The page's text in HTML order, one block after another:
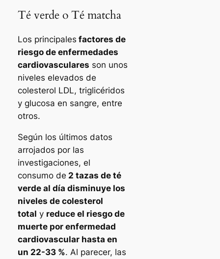
Té verde o Té matcha
Los principales factores de
riesgo de enfermedades
cardiovasculares son unos
niveles elevados de
colesterol LDL, triglicéridos
y glucosa en sangre, entre
otros.
Según los últimos datos
arrojados por las
investigaciones, el
consumo de 2 tazas de té
verde al día disminuye los
niveles de colesterol
total y reduce el riesgo de
muerte por enfermedad
cardiovascular hasta en
un 22-33 %. Al parecer, las